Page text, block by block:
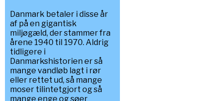
Danmark betaler i disse år
af på en gigantisk
miljøgæld, der stammer fra
årene 1940 til 1970. Aldrig
tidligere i
Danmarkshistorien er så
mange vandløb lagt i rør
eller rettet ud, så mange
moser tilintetgjort og så
mange enge og søer